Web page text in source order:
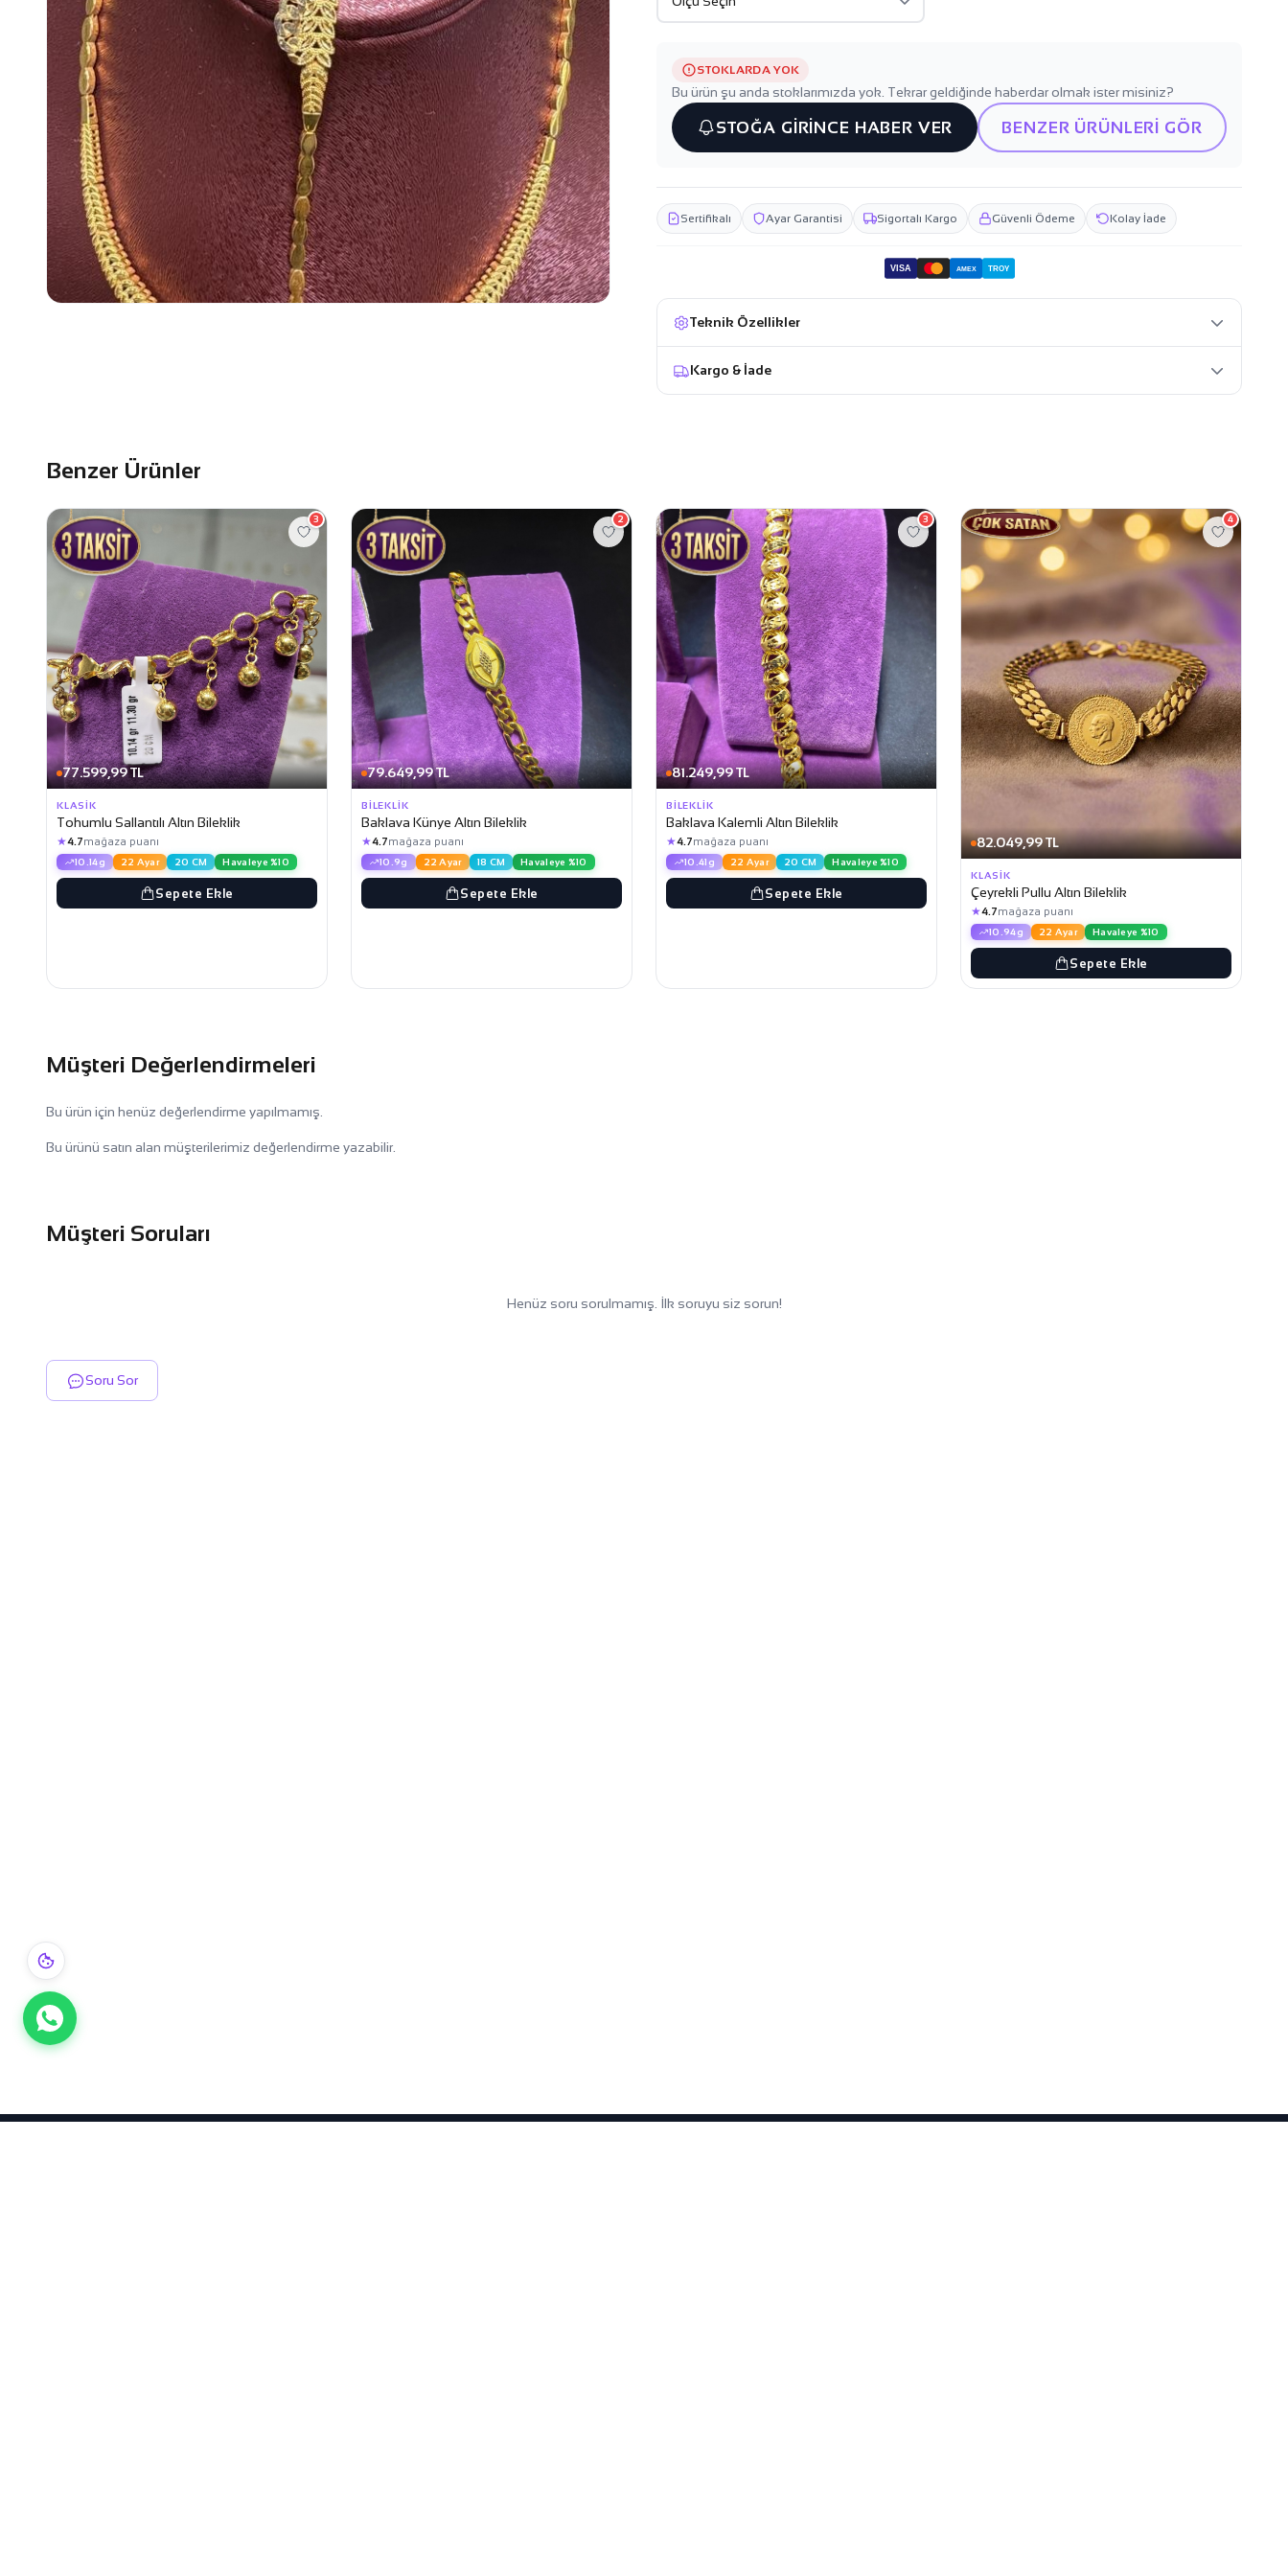
STOKLARDA YOK
Bu ürün şu anda stoklarımızda yok. Tekrar geldiğinde haberdar olmak ister misiniz?
STOĞA GİRİNCE HABER VER BENZER ÜRÜNLERİ GÖR
Sertifikalı Ayar Garantisi Sigortalı Kargo Güvenli Ödeme Kolay İade
VISA AMEX TROY
Teknik Özellikler
Kargo & İade
Benzer Ürünler
77.599,99 TL
3
KLASIK
Tohumlu Sallantılı Altın Bileklik
★4.7mağaza puanı
10.14g 22 Ayar 20 CM Havaleye %10
Sepete Ekle
79.649,99 TL
2
BILEKLIK
Baklava Künye Altın Bileklik
★4.7mağaza puanı
10.9g 22 Ayar 18 CM Havaleye %10
Sepete Ekle
81.249,99 TL
3
BILEKLIK
Baklava Kalemli Altın Bileklik
★4.7mağaza puanı
10.41g 22 Ayar 20 CM Havaleye %10
Sepete Ekle
82.049,99 TL
4
KLASIK
Çeyrekli Pullu Altın Bileklik
★4.7mağaza puanı
10.94g 22 Ayar Havaleye %10
Sepete Ekle
Müşteri Değerlendirmeleri
Bu ürün için henüz değerlendirme yapılmamış.
Bu ürünü satın alan müşterilerimiz değerlendirme yazabilir.
Müşteri Soruları
Henüz soru sorulmamış. İlk soruyu siz sorun!
Soru Sor